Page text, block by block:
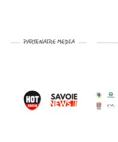
PARTENAIRE MEDIA